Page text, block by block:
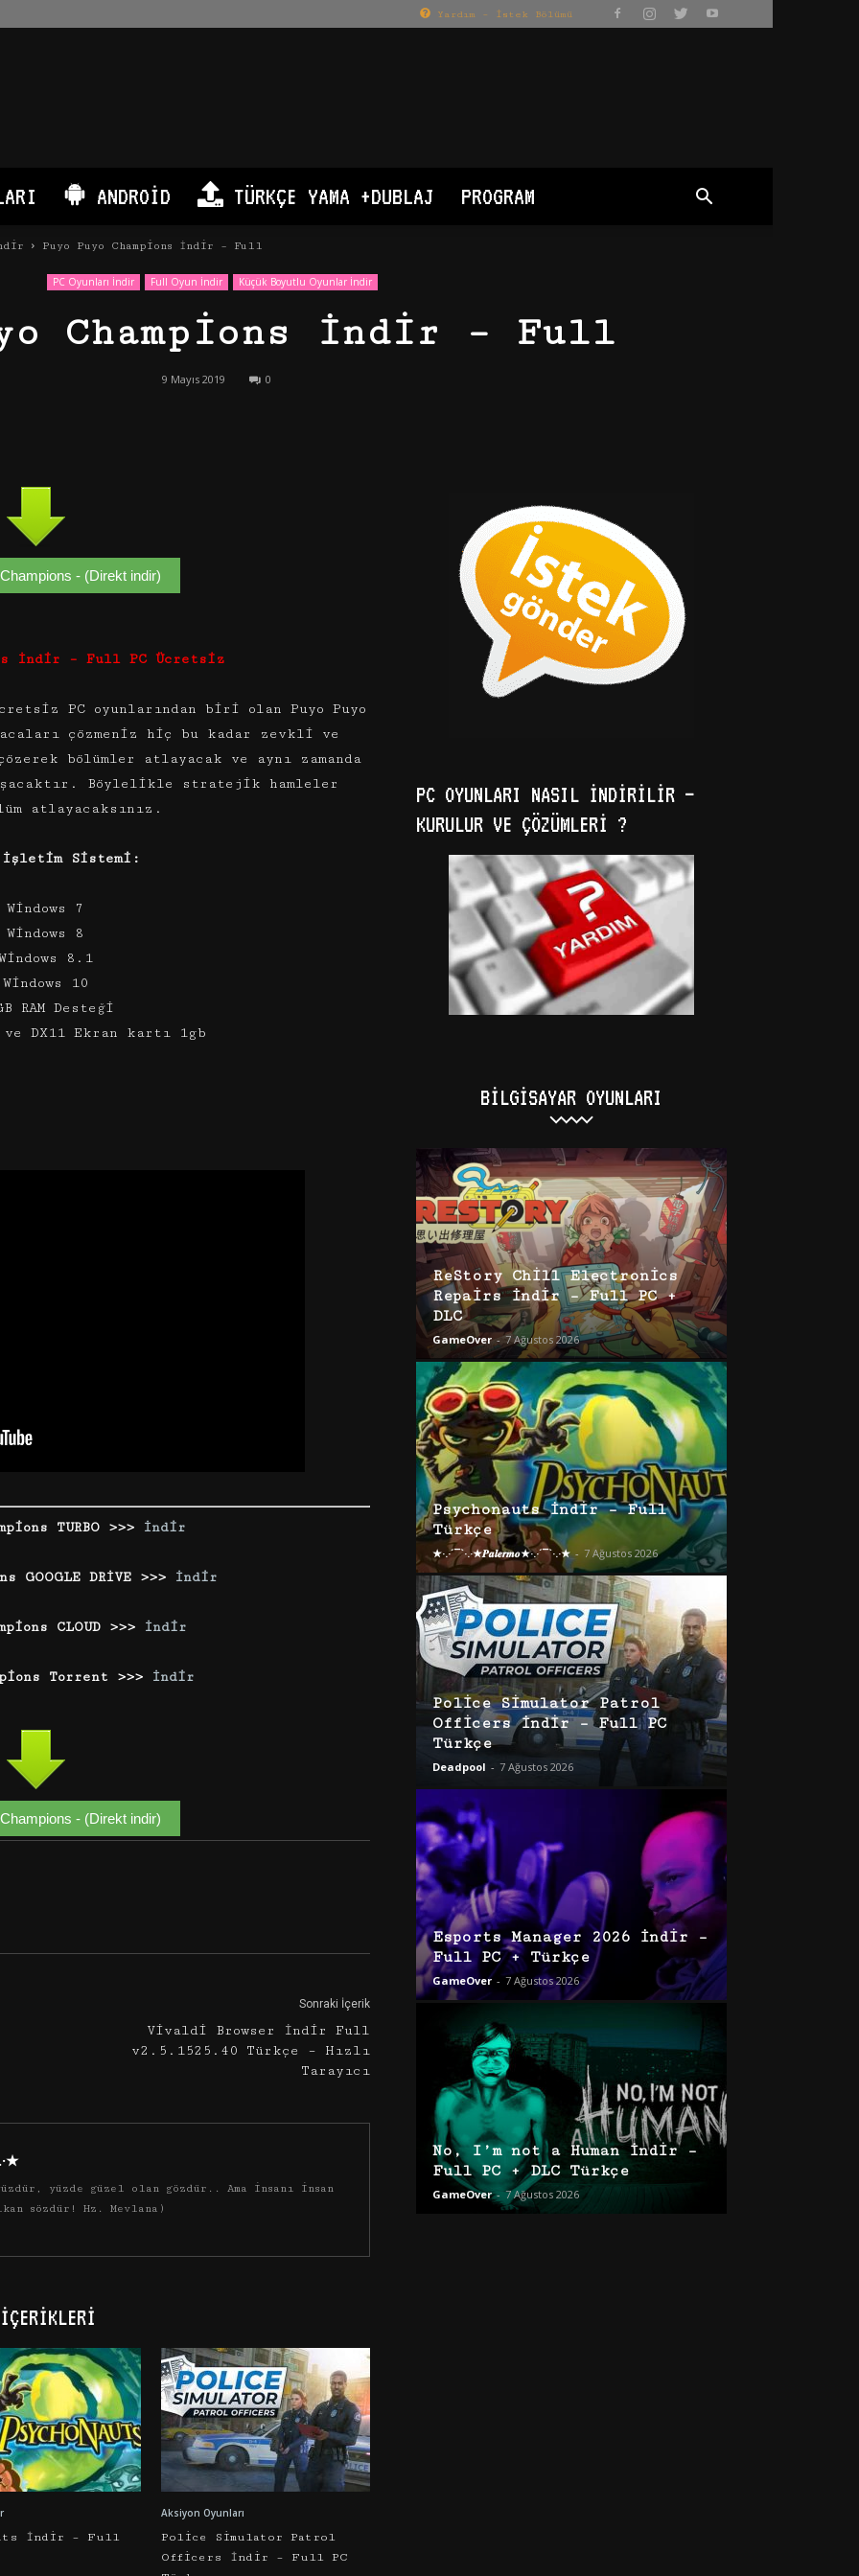
Yardım – İstek Bölümü
ANDROID TÜRKÇE YAMA +DUBLAJ PROGRAM
Puyo Puyo Champions İndir – Full
PC Oyunları İndir Full Oyun İndir Küçük Boyutlu Oyunlar İndir
Champions İndir – Full
9 Mayıs 2019 0
- (Direkt indir)
İndir – Full PC Ücretsiz
PC oyunlarından biri olan Puyo Puyo
çözmeniz hiç bu kadar zevkli ve
bölümler atlayacak ve aynı zamanda
Böylelikle stratejik hamleler
atlayacaksınız.
İşletim Sistemi:
Windows 7
Windows 8
8.1
10
RAM Desteği
DX11 Ekran kartı 1gb
TURBO >>> İndir
GOOGLE DRİVE >>> İndir
CLOUD >>>İndir
Torrent >>>İndir
- (Direkt indir)
Sonraki İçerik
Vivaldi Browser İndir Full
v2.5.1525.40 Türkçe – Hızlı
Tarayıcı
yüzde güzel olan gözdür.. Ama insanı insan
sözdür! Hz. Mevlana)
İndir – Full
Aksiyon Oyunları
Police Simulator Patrol
Officers İndir – Full PC
PC OYUNLARI NASIL İNDIRILIR –
KURULUR VE ÇÖZÜMLERI ?
BILGISAYAR OYUNLARI
ReStory Chill Electronics
Repairs İndir – Full PC +
DLC
GameOver - 7 Ağustos 2026
Psychonauts İndir – Full
Türkçe
★·.·´¯`·.·★𝑷𝒂𝒍𝒆𝒓𝒎𝒐★·.·´¯`·.·★ - 7 Ağustos 2026
Police Simulator Patrol
Officers İndir – Full PC
Türkçe
Deadpool - 7 Ağustos 2026
Esports Manager 2026 İndir –
Full PC + Türkçe
GameOver - 7 Ağustos 2026
No, I’m not a Human İndir –
Full PC + DLC Türkçe
GameOver - 7 Ağustos 2026